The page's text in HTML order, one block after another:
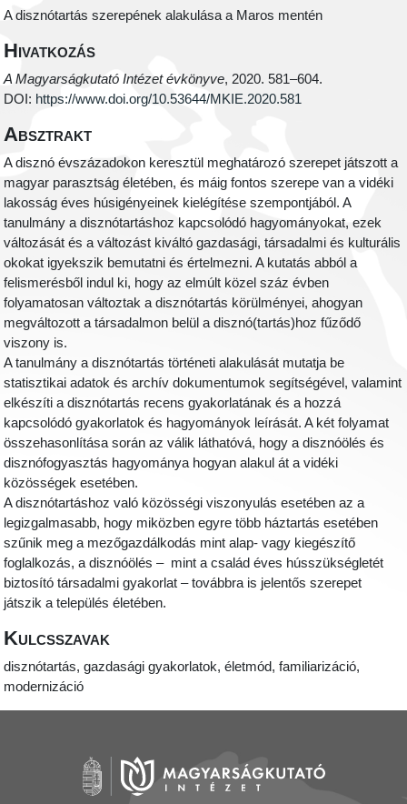
A disznótartás szerepének alakulása a Maros mentén
Hivatkozás
A Magyarságkutató Intézet évkönyve, 2020. 581–604.
DOI: https://www.doi.org/10.53644/MKIE.2020.581
Absztrakt
A disznó évszázadokon keresztül meghatározó szerepet játszott a
magyar parasztság életében, és máig fontos szerepe van a vidéki
lakosság éves húsigényeinek kielégítése szempontjából. A
tanulmány a disznótartáshoz kapcsolódó hagyományokat, ezek
változását és a változást kiváltó gazdasági, társadalmi és kulturális
okokat igyekszik bemutatni és értelmezni. A kutatás abból a
felismerésből indul ki, hogy az elmúlt közel száz évben
folyamatosan változtak a disznótartás körülményei, ahogyan
megváltozott a társadalmon belül a disznó(tartás)hoz fűződő
viszony is.
A tanulmány a disznótartás történeti alakulását mutatja be
statisztikai adatok és archív dokumentumok segítségével, valamint
elkészíti a disznótartás recens gyakorlatának és a hozzá
kapcsolódó gyakorlatok és hagyományok leírását. A két folyamat
összehasonlítása során az válik láthatóvá, hogy a disznóölés és
disznófogyasztás hagyománya hogyan alakul át a vidéki
közösségek esetében.
A disznótartáshoz való közösségi viszonyulás esetében az a
legizgalmasabb, hogy miközben egyre több háztartás esetében
szűnik meg a mezőgazdálkodás mint alap- vagy kiegészítő
foglalkozás, a disznóölés – mint a család éves hússzükségletét
biztosító társadalmi gyakorlat – továbbra is jelentős szerepet
játszik a település életében.
Kulcsszavak
disznótartás, gazdasági gyakorlatok, életmód, familiarizáció,
modernizáció